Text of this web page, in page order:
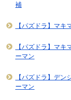
補
【パズドラ】マ
【パズドラ】マ
ーマン
【パズドラ】デ
ーマン